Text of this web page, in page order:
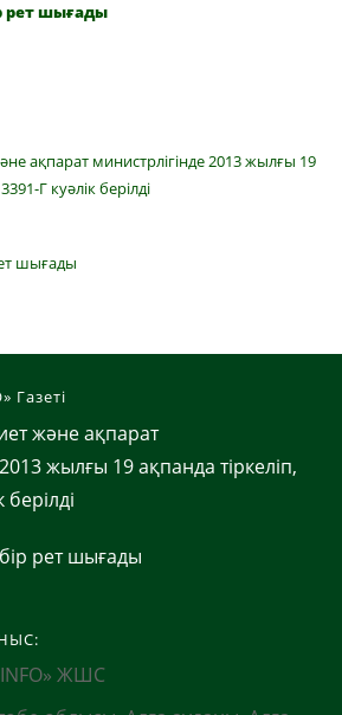
рет шығады
ақпарат министрлігінде 2013 жылғы 19
Г куәлік берілді
шығады
Газеті
және ақпарат
жылғы 19 ақпанда тіркеліп,
рет шығады
ЖШС